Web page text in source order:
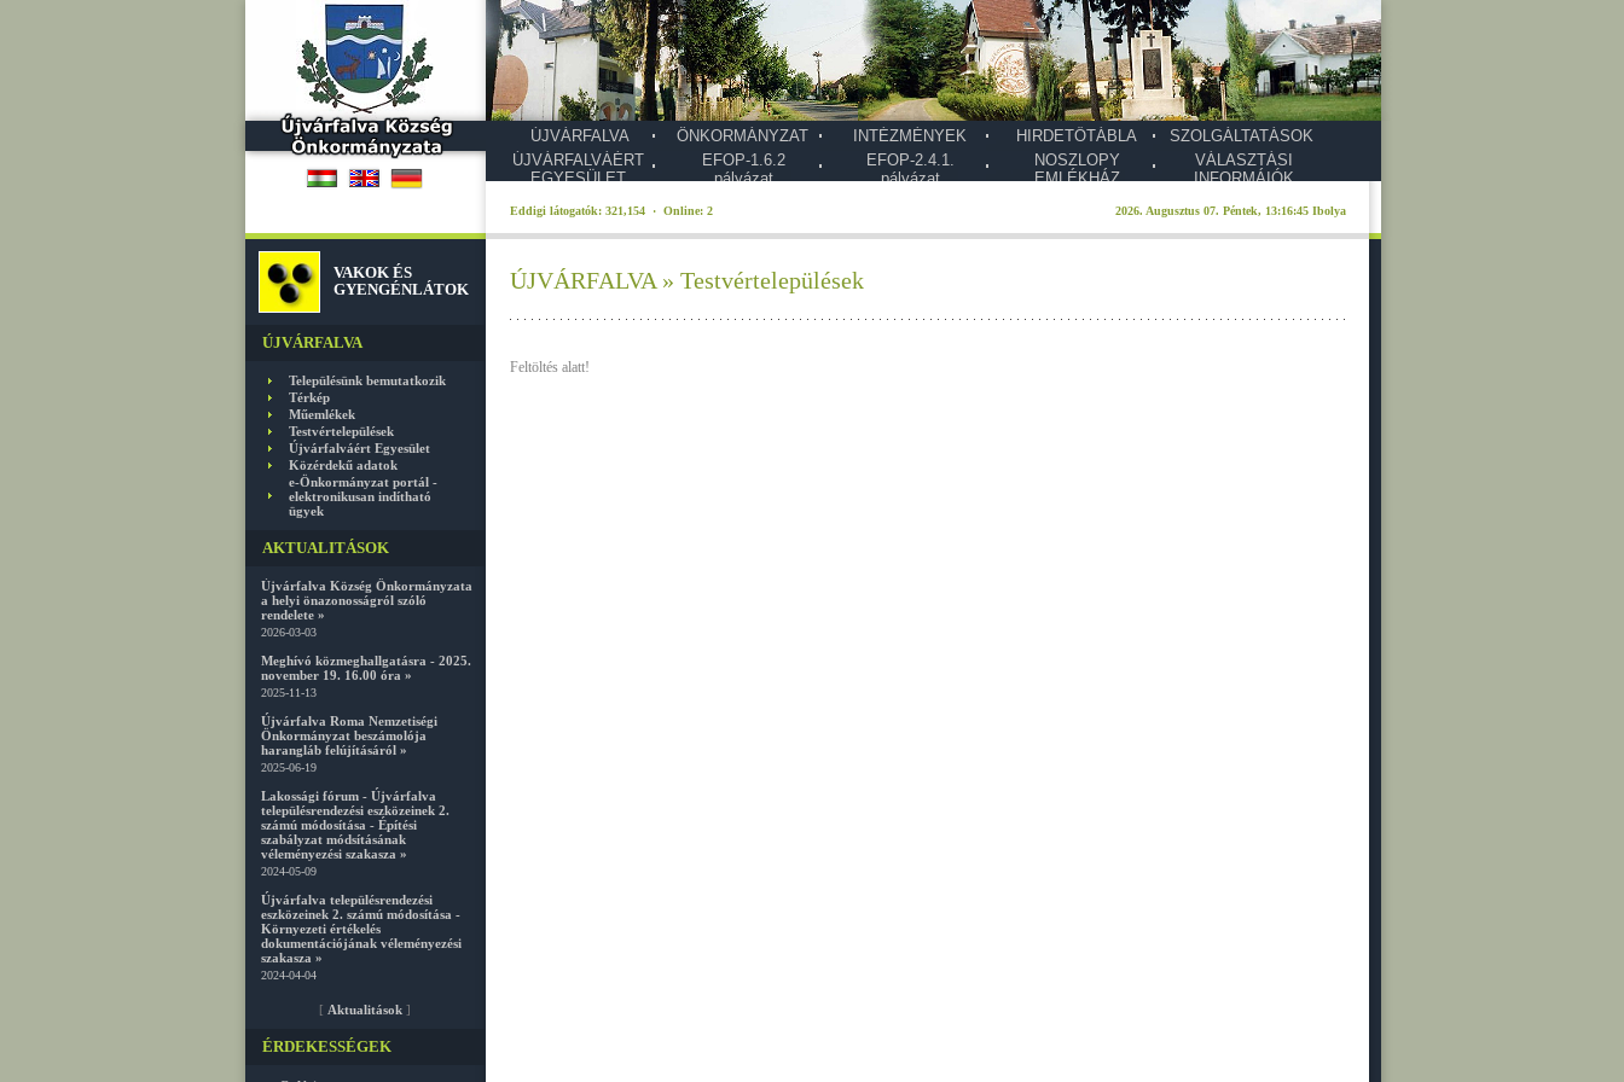
ÚJVÁRFALVA ÖNKORMÁNYZAT INTÉZMÉNYEK HIRDETŐTÁBLA
SZOLGÁLTATÁSOK
ÚJVÁRFALVÁÉRT
EGYESÜLET
EFOP-1.6.2
pályázat
EFOP-2.4.1.
pályázat
NOSZLOPY
EMLÉKHÁZ
VÁLASZTÁSI
INFORMÁIÓK
Eddigi látogatók: 321,154 · Online: 2
VAKOK ÉS
GYENGÉNLÁTOK
ÚJVÁRFALVA
Településünk bemutatkozik
Térkép
Műemlékek
Testvértelepülések
Újvárfalváért Egyesület
Közérdekű adatok
e-Önkormányzat portál -
elektronikusan indítható
ügyek
AKTUALITÁSOK
Újvárfalva Község Önkormányzata
a helyi önazonosságról szóló
rendelete »
2026-03-03
Meghívó közmeghallgatásra - 2025.
november 19. 16.00 óra »
2025-11-13
Újvárfalva Roma Nemzetiségi
Önkormányzat beszámolója
harangláb felújításáról »
2025-06-19
Lakossági fórum - Újvárfalva
településrendezési eszközeinek 2.
számú módosítása - Építési
szabályzat módsításának
véleményezési szakasza »
2024-05-09
Újvárfalva településrendezési
eszközeinek 2. számú módosítása -
Környezeti értékelés
dokumentációjának véleményezési
szakasza »
2024-04-04
[ Aktualitások ]
ÉRDEKESSÉGEK
ÚJVÁRFALVA » Testvértelepülések
Feltöltés alatt!